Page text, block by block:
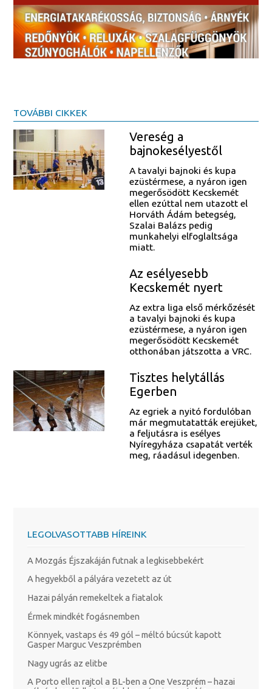
TOVÁBBI CIKKEK
Vereség a
bajnokesélyestől
A tavalyi bajnoki és kupa
ezüstérmese, a nyáron igen
megerősödött Kecskemét
ellen ezúttal nem utazott el
Horváth Ádám betegség,
Szalai Balázs pedig
munkahelyi elfoglaltsága
miatt.
Az esélyesebb
Kecskemét nyert
Az extra liga első mérkőzését
a tavalyi bajnoki és kupa
ezüstérmese, a nyáron igen
megerősödött Kecskemét
otthonában játszotta a VRC.
Tisztes helytállás
Egerben
Az egriek a nyitó fordulóban
már megmutatatták erejüket,
a feljutásra is esélyes
Nyíregyháza csapatát verték
meg, ráadásul idegenben.
LEGOLVASOTTABB HÍREINK
A Mozgás Éjszakáján futnak a legkisebbekért
A hegyekből a pályára vezetett az út
Hazai pályán remekeltek a fiatalok
Érmek mindkét fogásnemben
Könnyek, vastaps és 49 gól – méltó búcsút kapott
Gasper Marguc Veszprémben
Nagy ugrás az elitbe
A Porto ellen rajtol a BL-ben a One Veszprém – hazai